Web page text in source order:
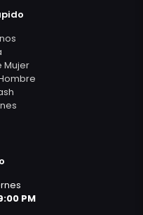
Mujer
PM